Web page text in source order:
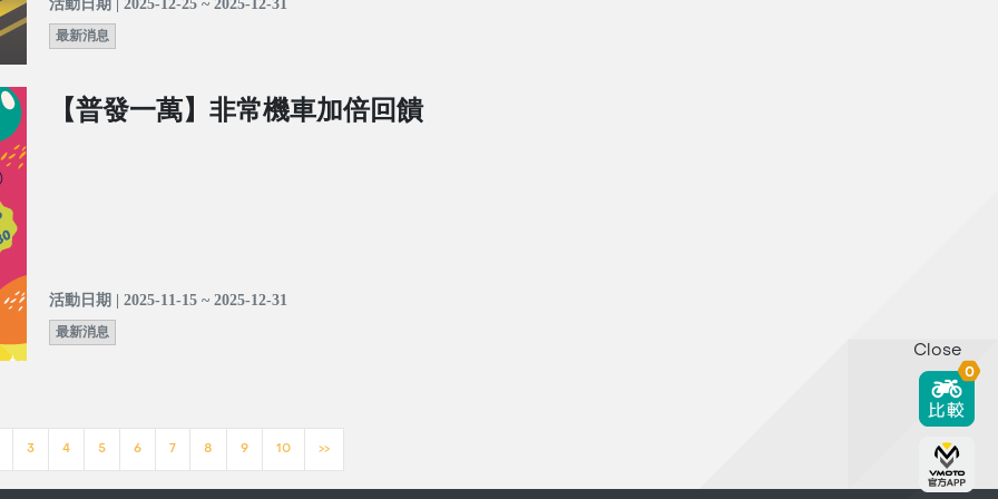
活動日期 | 2025-12-25 ~ 2025-12-31
最新消息
【普發一萬】非常機車加倍回饋
活動日期 | 2025-11-15 ~ 2025-12-31
最新消息
3 4 5 6 7 8 9 10 >>
Close
0